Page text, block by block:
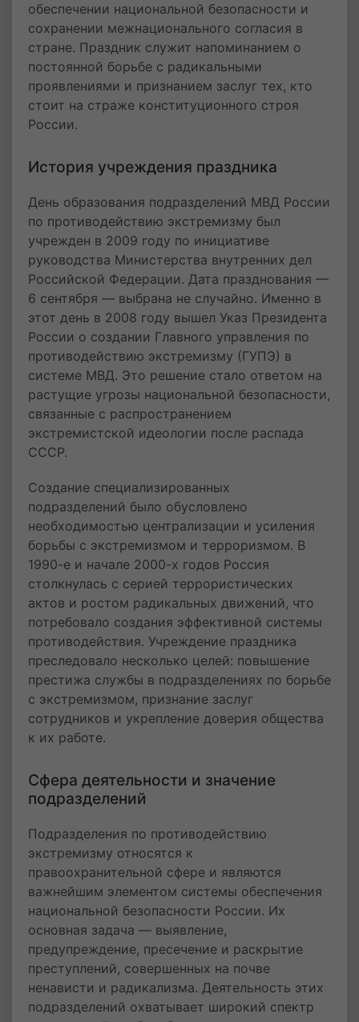
обеспечении национальной безопасности и
сохранении межнационального согласия в
стране. Праздник служит напоминанием о
постоянной борьбе с радикальными
проявлениями и признанием заслуг тех, кто
стоит на страже конституционного строя
России.
История учреждения праздника
День образования подразделений МВД России
по противодействию экстремизму был
учрежден в 2009 году по инициативе
руководства Министерства внутренних дел
Российской Федерации. Дата празднования —
6 сентября — выбрана не случайно. Именно в
этот день в 2008 году вышел Указ Президента
России о создании Главного управления по
противодействию экстремизму (ГУПЭ) в
системе МВД. Это решение стало ответом на
растущие угрозы национальной безопасности,
связанные с распространением
экстремистской идеологии после распада
СССР.
Создание специализированных
подразделений было обусловлено
необходимостью централизации и усиления
борьбы с экстремизмом и терроризмом. В
1990-е и начале 2000-х годов Россия
столкнулась с серией террористических
актов и ростом радикальных движений, что
потребовало создания эффективной системы
противодействия. Учреждение праздника
преследовало несколько целей: повышение
престижа службы в подразделениях по борьбе
с экстремизмом, признание заслуг
сотрудников и укрепление доверия общества
к их работе.
Сфера деятельности и значение
подразделений
Подразделения по противодействию
экстремизму относятся к
правоохранительной сфере и являются
важнейшим элементом системы обеспечения
национальной безопасности России. Их
основная задача — выявление,
предупреждение, пресечение и раскрытие
преступлений, совершенных на почве
ненависти и радикализма. Деятельность этих
подразделений охватывает широкий спектр